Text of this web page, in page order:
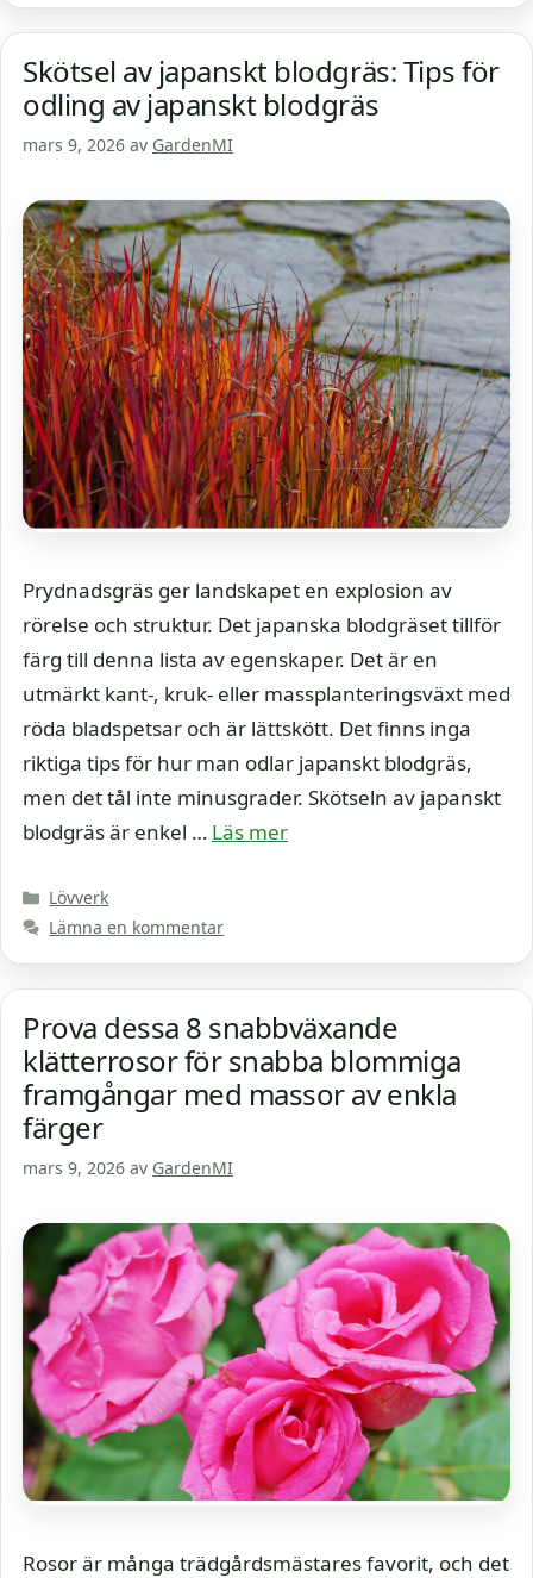
Skötsel av japanskt blodgräs: Tips för
odling av japanskt blodgräs
mars 9, 2026 av GardenMI
Prydnadsgräs ger landskapet en explosion av
rörelse och struktur. Det japanska blodgräset tillför
färg till denna lista av egenskaper. Det är en
utmärkt kant-, kruk- eller massplanteringsväxt med
röda bladspetsar och är lättskött. Det finns inga
riktiga tips för hur man odlar japanskt blodgräs,
men det tål inte minusgrader. Skötseln av japanskt
blodgräs är enkel … Läs mer
Kategorier
Lövverk
Lämna en kommentar
Prova dessa 8 snabbväxande
klätterrosor för snabba blommiga
framgångar med massor av enkla
färger
mars 9, 2026 av GardenMI
Rosor är många trädgårdsmästares favorit, och det